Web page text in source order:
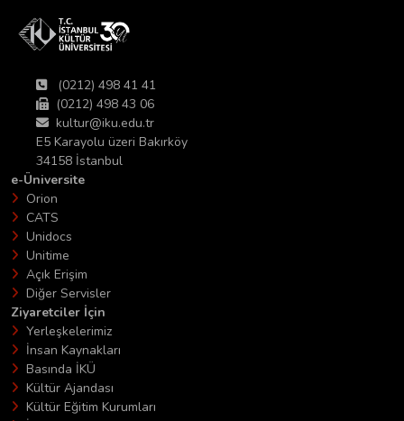
(0212) 498 41 41
(0212) 498 43 06
kultur@iku.edu.tr
E5 Karayolu üzeri Bakırköy
34158 İstanbul
e-Üniversite
Orion
CATS
Unidocs
Unitime
Açık Erişim
Diğer Servisler
Ziyaretciler İçin
Yerleşkelerimiz
İnsan Kaynakları
Basında İKÜ
Kültür Ajandası
Kültür Eğitim Kurumları